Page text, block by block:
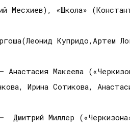
Месхиев), «Школа»
Купридо,Артем
Анастасия Макеева
Ирина Сотикова,
— Дмитрий Миллер